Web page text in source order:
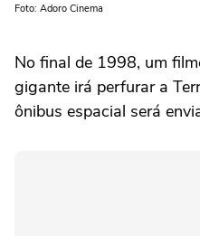
Foto: Adoro Cinema
No final de 1998, um
gigante irá perfurar a
ônibus espacial será